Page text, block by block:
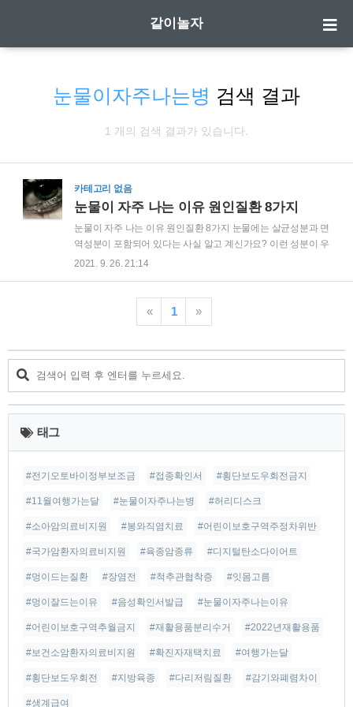
같이놀자
눈물이자주나는병 검색 결과
1 개의 검색 결과가 있습니다.
카테고리 없음
눈물이 자주 나는 이유 원인질환 8가지
눈물이 자주 나는 이유 원인질환 8가지 눈물에는 살균성분과 면
역성분이 포함되어 있다는 사실 알고 계신가요? 이런 성분이 우
리의 눈을 여러 잡균들로부터 지켜주며 이물질을 씻어내주며
로 퍼집니다. 하루에 분비되는 눈물의 양은 0.7g 정도로 그 중
10%정도는 눈에서 증발되고 남은 것은 눈시울에 있는 누점이
대부분의 눈물을 이렇게 사람의 몸으로 흡수되는데 그것이 흡
수되지 못하고 자꾸 밖으로 흘러나가게 된다면 이는 비루관에
길폐쇄)가 있습니다. 눈물이 자주 나는 이유 원인질환..
2021. 9. 26. 21:14
« 1 »
태그
#전기오토바이정부보조금 #접종확인서 #횡단보도우회전금지
#11월여행가는달 #눈물이자주나는병 #허리디스크
#소아암의료비지원 #봉와직염치료 #어린이보호구역주정차위반
#국가암환자의료비지원 #육종암종류 #디지털탄소다이어트
#멍이드는질환 #장염전 #척추관협착증 #잇몸고름
#멍이잘드는이유 #음성확인서발급 #눈물이자주나는이유
#어린이보호구역추월금지 #재활용품분리수거 #2022년재활용품
#보건소암환자의료비지원 #확진자재택치료 #여행가는달
#횡단보도우회전 #지방육종 #다리저림질환 #감기와폐렴차이
#생계급여